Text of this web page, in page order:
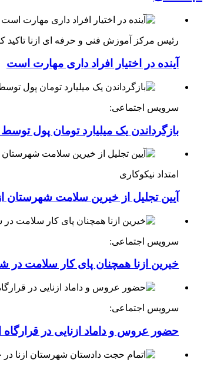
رئیس مرکز آموزش فنی و حرفه ای ازنا تاکید
آینده در اختیار افراد داری مهارت است
سرویس اجتماعی:
بازگرداندن یک میلیارد تومان پول توسط
امتداد نیکوکاری
آیین تجلیل از خیرین سلامت شهرستان
سرویس اجتماعی:
خیرین ازنا همچنان پای کار سلامت
سرویس اجتماعی:
حضور عروس و داماد ازنایی در قرارگاه